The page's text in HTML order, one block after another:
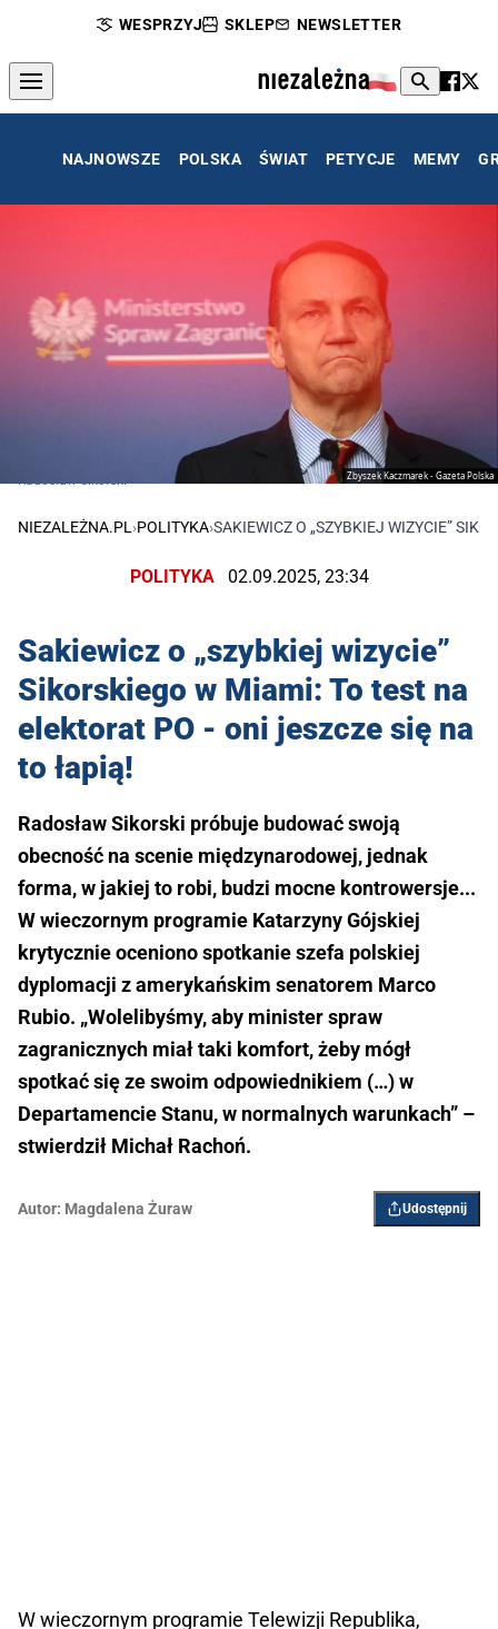
WESPRZYJ SKLEP NEWSLETTER
NAJNOWSZE POLSKA ŚWIAT PETYCJE MEMY
Zbyszek Kaczmarek - Gazeta Polska
NIEZALEŻNA.PL ›POLITYKA›SAKIEWICZ O „SZYBKIEJ WIZYCIE”
POLITYKA 02.09.2025, 23:34
Sakiewicz o „szybkiej wizycie”
Sikorskiego w Miami: To test na
elektorat PO - oni jeszcze się na
to łapią!
Radosław Sikorski próbuje budować swoją
obecność na scenie międzynarodowej, jednak
forma, w jakiej to robi, budzi mocne kontrowersje...
W wieczornym programie Katarzyny Gójskiej
krytycznie oceniono spotkanie szefa polskiej
dyplomacji z amerykańskim senatorem Marco
Rubio. „Wolelibyśmy, aby minister spraw
zagranicznych miał taki komfort, żeby mógł
spotkać się ze swoim odpowiednikiem (…) w
Departamencie Stanu, w normalnych warunkach” –
stwierdził Michał Rachoń.
Autor: Magdalena Żuraw Udostępnij
W wieczornym programie Telewizji Republika,